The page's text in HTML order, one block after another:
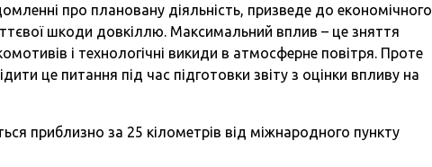
про плановану діяльність, призведе до економічного
шкоди довкіллю. Максимальний вплив – це зняття
і технологічні викиди в атмосферне повітря. Проте
це питання під час підготовки звіту з оцінки впливу на
приблизно за 25 кілометрів від міжнародного пункту